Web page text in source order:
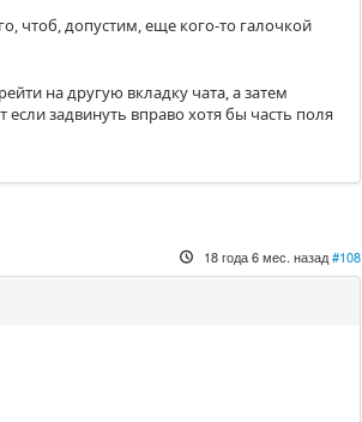
чтоб, допустим, еще кого-то галочкой
на другую вкладку чата, а затем
задвинуть вправо хотя бы часть поля
18 года 6 мес. назад#108